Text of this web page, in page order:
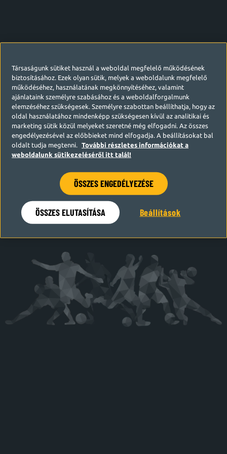
Hamarosan visszatérünk
Társaságunk sütiket használ a weboldal megfelelő működésének
biztosításához. Ezek olyan sütik, melyek a weboldalunk megfelelő
működéséhez, használatának megkönnyítéséhez, valamint
ajánlataink személyre szabásához és a weboldalforgalmunk
elemzéséhez szükségesek. Személyre szabottan beállíthatja, hogy az
oldal használatához mindenképp szükségesen kívül az analitikai és
marketing sütik közül melyeket szeretné még elfogadni. Az összes
engedélyezésével az előbbieket mind elfogadja. A beállításokat bal
oldalt tudja megtenni.
További részletes információkat a
weboldalunk sütikezeléséről itt talál!
ÖSSZES ENGEDÉLYEZÉSE
ÖSSZES ELUTASÍTÁSA Beállítások